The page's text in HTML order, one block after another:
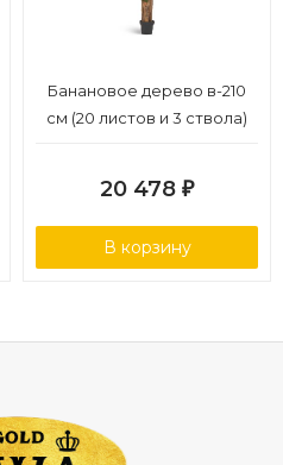
Банановое дерево в-210
см (20 листов и 3 ствола)
20 478 ₽
В корзину